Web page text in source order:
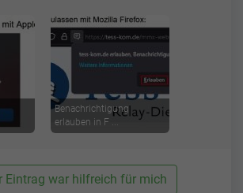
Benachrichtigung
erlauben in F ...
Eintrag war hilfreich für mich